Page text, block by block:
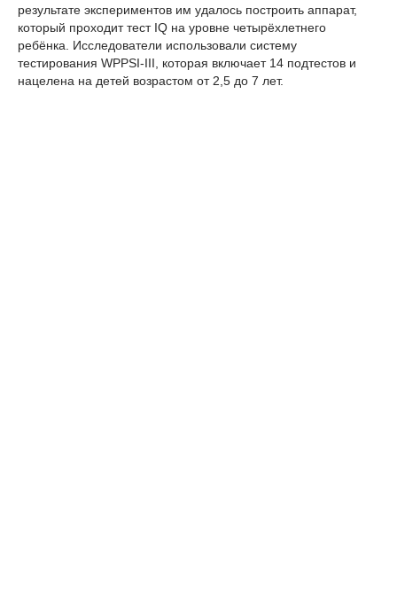
результате экспериментов им удалось построить аппарат,
который проходит тест IQ на уровне четырёхлетнего
ребёнка. Исследователи использовали систему
тестирования WPPSI-III, которая включает 14 подтестов и
нацелена на детей возрастом от 2,5 до 7 лет.